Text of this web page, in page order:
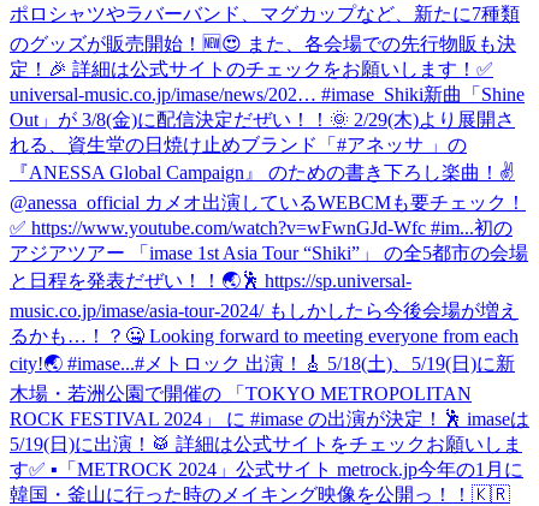
ポロシャツやラバーバンド、マグカップなど、新たに7種類
のグッズが販売開始！🆕😍 また、各会場での先行物販も決
定！🎉 詳細は公式サイトのチェックをお願いします！✅
universal-music.co.jp/imase/news/202… #imase_Shiki新曲「Shine
Out」が 3/8(金)に配信決定だぜい！！🌞 2/29(木)より展開さ
れる、資生堂の日焼け止めブランド「#アネッサ 」の
『ANESSA Global Campaign』 のための書き下ろし楽曲！✌️
@anessa_official カメオ出演しているWEBCMも要チェック！
✅ https://www.youtube.com/watch?v=wFwnGJd-Wfc #im...初の
アジアツアー 「imase 1st Asia Tour “Shiki”」 の全5都市の会場
と日程を発表だぜい！！🌏🕺 https://sp.universal-
music.co.jp/imase/asia-tour-2024/ もしかしたら今後会場が増え
るかも…！？🤐 Looking forward to meeting everyone from each
city!🌏 #imase...#メトロック 出演！🎸 5/18(土)、5/19(日)に新
木場・若洲公園で開催の 「TOKYO METROPOLITAN
ROCK FESTIVAL 2024」 に #imase の出演が決定！🕺 imaseは
5/19(日)に出演！🥁 詳細は公式サイトをチェックお願いしま
す✅ ▪︎「METROCK 2024」公式サイト metrock.jp今年の1月に
韓国・釜山に行った時のメイキング映像を公開っ！！🇰🇷